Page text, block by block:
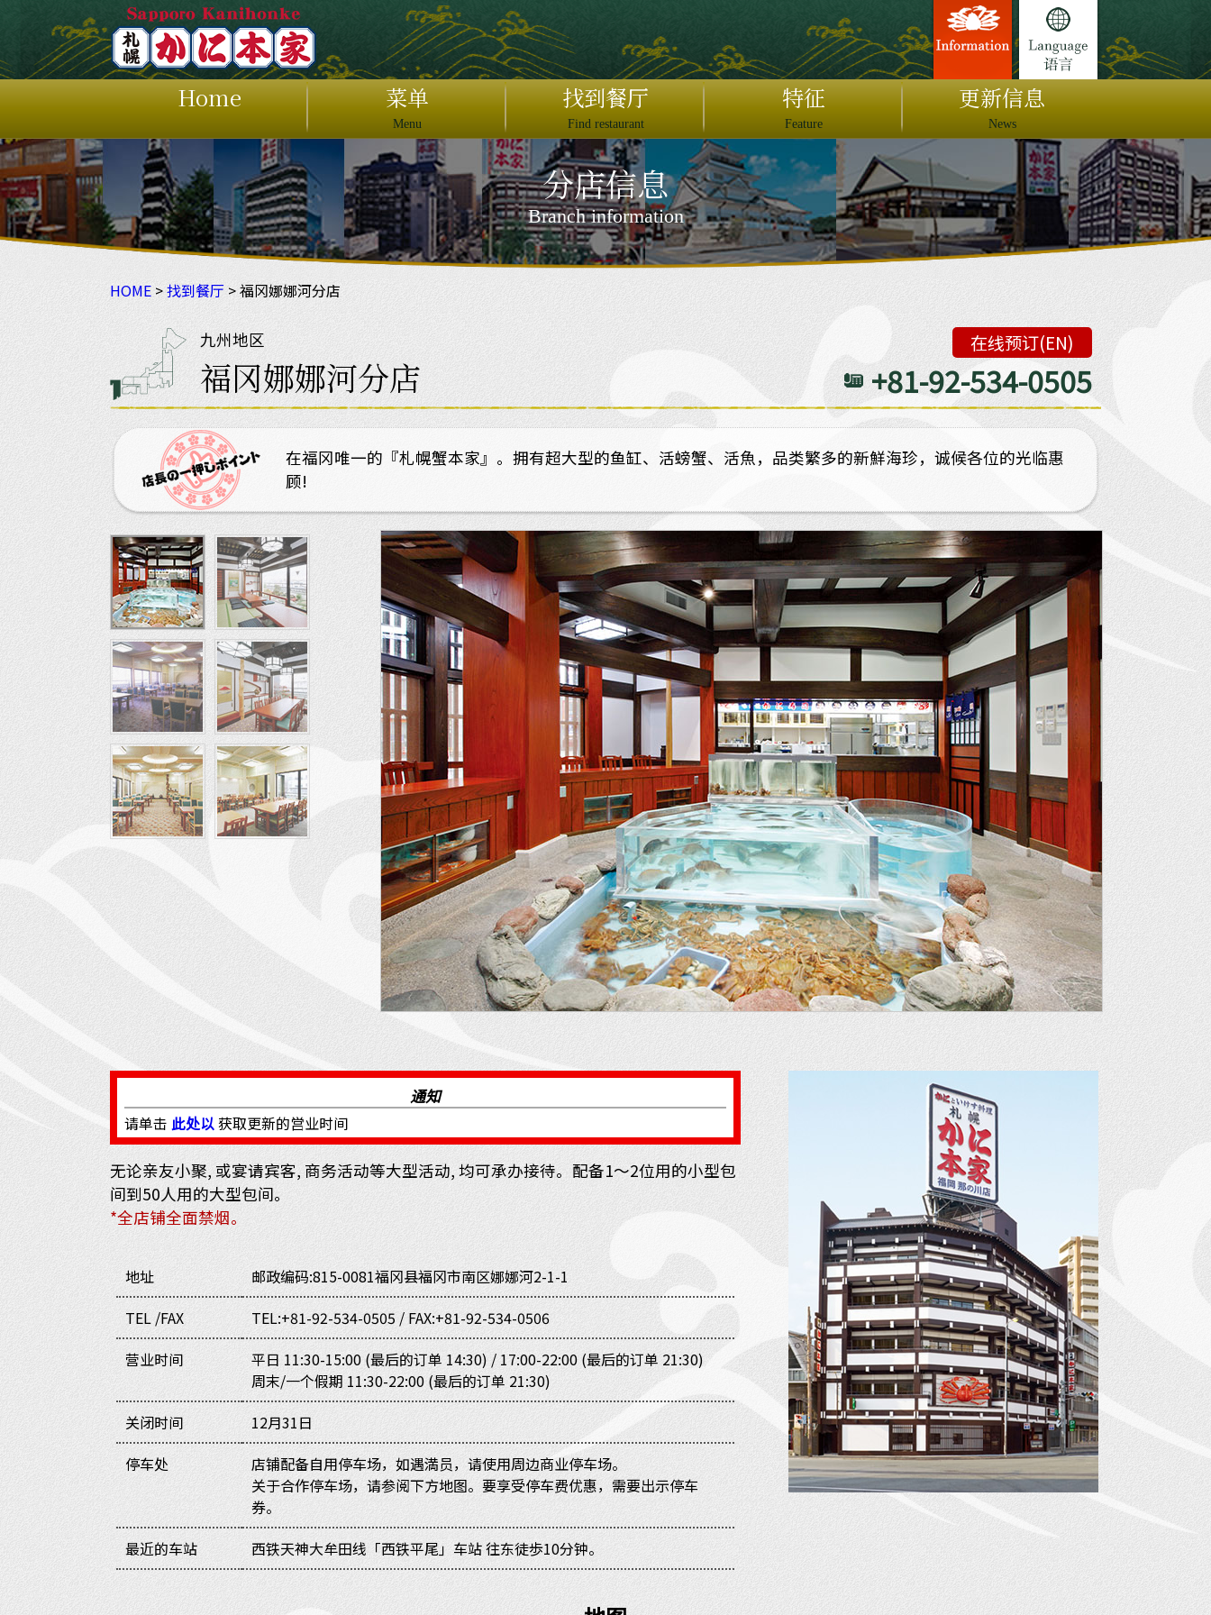
Home 菜单
Menu
找到餐厅
Find restaurant
特征
Feature
更新信息
News
分店信息
Branch information
HOME >找到餐厅 > 福冈娜娜河分店
九州地区
福冈娜娜河分店
在线预订(EN)
+81-92-534-0505
在福冈唯一的『札幌蟹本家』。拥有超大型的鱼缸、活螃蟹、活魚，品类繁多的新鮮海珍，诚候各位的光临惠
顾!
通知
请单击 此处以获取更新的営业时间
无论亲友小聚, 或宴请宾客, 商务活动等大型活动, 均可承办接待。配备1～2位用的小型包
间到50人用的大型包间。
*全店铺全面禁烟。
地址 邮政编码:815-0081福冈县福冈市南区娜娜河2-1-1
TEL /FAX
TEL:+81-92-534-0505 / FAX:+81-92-534-0506
营业时间
平日 11:30-15:00 (最后的订单 14:30) / 17:00-22:00 (最后的订单 21:30)
周末/一个假期 11:30-22:00 (最后的订单 21:30)
关闭时间
12月31日
停车处
店铺配备自用停车场，如遇満员，请使用周边商业停车场。
关于合作停车场，请参阅下方地图。要享受停车费优惠，需要出示停车
券。
最近的车站
西铁天神大牟田线「西铁平尾」车站 往东徒歩10分钟。
日本語
English
繁體中文
简体中文
×
JAPAN DOMESTIC USER ONLY
ホットペッパーオンライン予約 ぐるなびオンライン予約